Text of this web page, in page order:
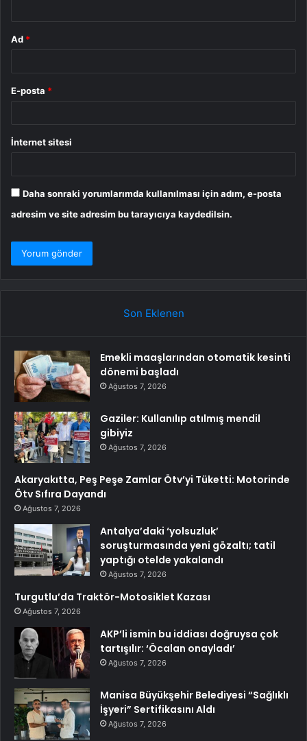
Ad *
E-posta *
İnternet sitesi
Daha sonraki yorumlarımda kullanılması için adım, e-posta
adresim ve site adresim bu tarayıcıya kaydedilsin.
Son Eklenen
Emekli maaşlarından otomatik kesinti
dönemi başladı
Ağustos 7, 2026
Gaziler: Kullanılıp atılmış mendil
gibiyiz
Ağustos 7, 2026
Akaryakıtta, Peş Peşe Zamlar Ötv’yi Tüketti: Motorinde
Ötv Sıfıra Dayandı
Ağustos 7, 2026
Antalya’daki ‘yolsuzluk’
soruşturmasında yeni gözaltı; tatil
yaptığı otelde yakalandı
Ağustos 7, 2026
Turgutlu’da Traktör-Motosiklet Kazası
Ağustos 7, 2026
AKP’li ismin bu iddiası doğruysa çok
tartışılır: ‘Öcalan onayladı’
Ağustos 7, 2026
Manisa Büyükşehir Belediyesi “Sağlıklı
İşyeri” Sertifikasını Aldı
Ağustos 7, 2026